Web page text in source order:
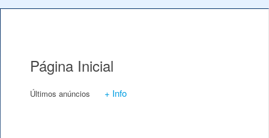
Página Inicial
Últimos anúncios + Info